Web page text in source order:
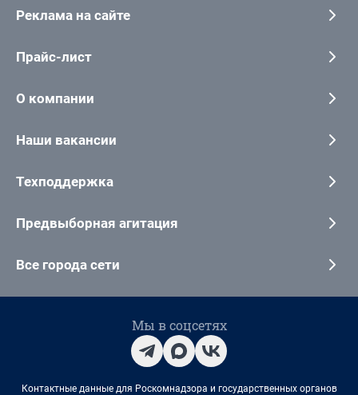
Реклама на сайте
Прайс-лист
О компании
Наши вакансии
Техподдержка
Предвыборная агитация
Все города сети
Мы в соцсетях
Контактные данные для Роскомнадзора и государственных органов